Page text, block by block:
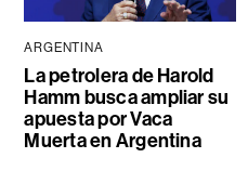
ARGENTINA
La petrolera de Harold
Hamm busca ampliar su
apuesta por Vaca
Muerta en Argentina